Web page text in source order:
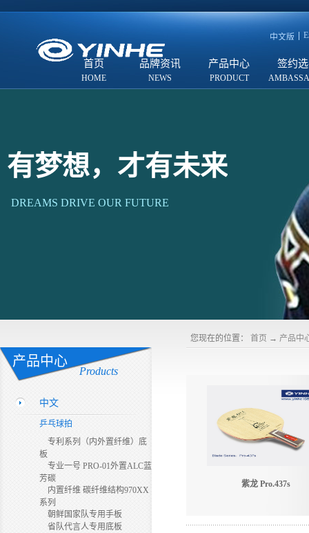
中文版
首页 品牌资讯 产品中心 签约
有梦想，才有未来
DREAMS DRIVE OUR FUTURE
产品中心
Products
中文
乒乓球拍
专利系列（内外置纤维）底
板
专业一号 PRO-01外置ALC蓝
芳碳
内置纤维 碳纤维结构970XX
系列
朝鲜国家队专用手板
省队代言人专用底板
您现在的位置： 首页 → 产品中
紫龙 Pro.437s